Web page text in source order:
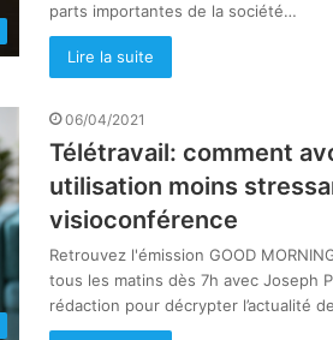
parts importantes de la société…
Lire la suite
06/04/2021
Télétravail: comment
utilisation moins
visioconférence
Retrouvez l'émission GOOD
tous les matins dès 7h avec Joseph
rédaction pour décrypter l’actualité